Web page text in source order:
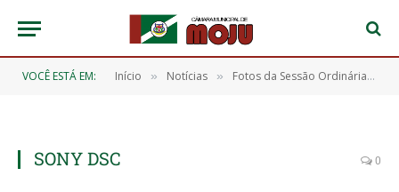
VOCÊ ESTÁ EM: Início » Notícias » Fotos da Sessão Ordinária do Dia 03/03/2017
SONY DSC 0